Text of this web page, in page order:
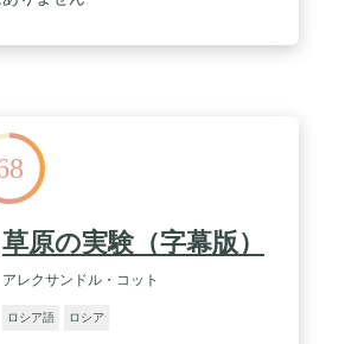
草原の実験（字幕版）
アレクサンドル・コット
ロシア語 ロシア